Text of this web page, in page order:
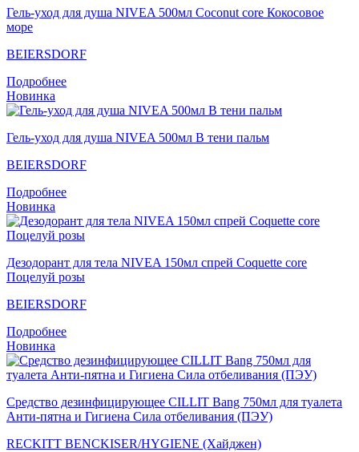
Гель-уход для душа NIVEA 500мл Coconut core Кокосовое
море
BEIERSDORF
Подробнее
Новинка
Гель-уход для душа NIVEA 500мл В тени пальм
BEIERSDORF
Подробнее
Новинка
Дезодорант для тела NIVEA 150мл спрей Coquette core
Поцелуй розы
BEIERSDORF
Подробнее
Новинка
Средство дезинфицирующее CILLIT Bang 750мл для туалета
Анти-пятна и Гигиена Сила отбеливания (ПЭУ)
RECKITT BENCKISER/HYGIENE (Хайджен)